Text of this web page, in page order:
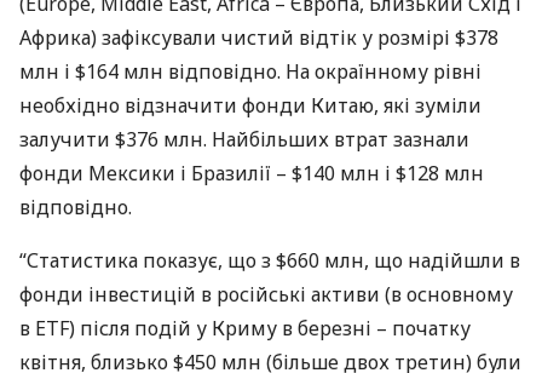
Африка) зафіксували чистий відтік у розмірі $378
млн і $164 млн відповідно. На окраїнному рівні
необхідно відзначити фонди Китаю, які зуміли
залучити $376 млн. Найбільших втрат зазнали
фонди Мексики і Бразилії – $140 млн і $128 млн
відповідно.
“Статистика показує, що з $660 млн, що надійшли в
фонди інвестицій в російські активи (в основному
в ETF) після подій у Криму в березні – початку
квітня, близько $450 млн (більше двох третин) були